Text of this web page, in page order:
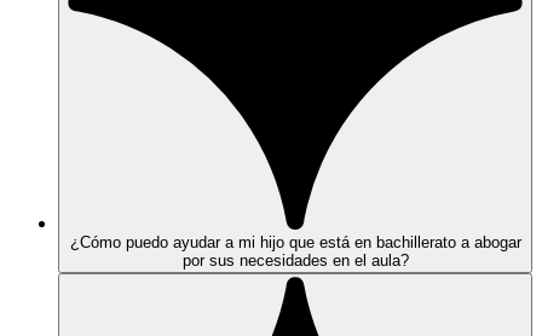
¿Cómo puedo ayudar a mi hijo que está en bachillerato a abogar
por sus necesidades en el aula?